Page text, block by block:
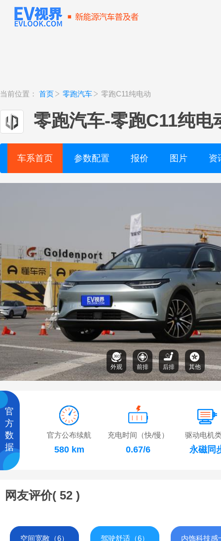
当前位置： 首页 零跑汽车 零跑C11纯电动
零跑汽车-零跑C11纯电
车系首页 参数配置 报价 图片 资
外观 前排 后排 其他
官
方
数
据
官方公布续航
580 km
充电时间（快/慢）
0.67/6
驱动电机
永磁同
网友评价( 52 )
空间宽敞（6） 驾驶舒适（6） 内饰科技感